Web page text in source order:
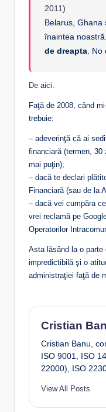
2011)
Belarus, Ghana
înaintea
de dreapta .
De aici.
Faţă de 2008, când
trebuie:
– adeverinţă că ai
financiară (termen,
mai puţin);
– dacă te declari
Financiară (sau de la
– dacă vei cumpăra
vrei reclamă pe
Operatorilor
Asta lăsând la o
impredictibilă şi o
administraţiei faţă de
Cristian
Cristian Banu,
ISO 9001, ISO
22000), ISO
View All Posts